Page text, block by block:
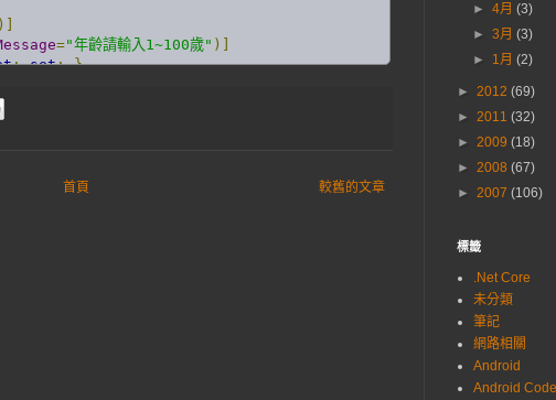
)]
="年齡請輸入1~100歲" )]
; set; }
"
較舊的文章
首頁
►4月(3)
►3月(3)
► 1月(2)
► 2012 (69)
► 2011 (32)
► 2009 (18)
► 2008 (67)
► 2007 (106)
標籤
.Net Core
未分類
筆記
網路相關
Android
Android Code